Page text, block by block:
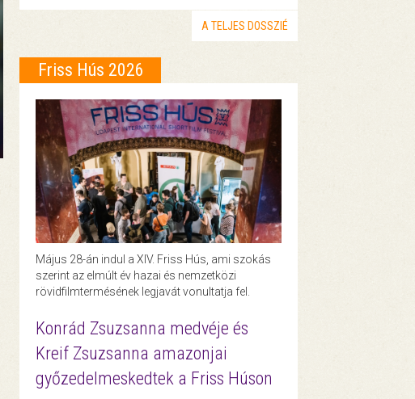
A TELJES DOSSZIÉ
Friss Hús 2026
Május 28-án indul a XIV. Friss Hús, ami szokás
szerint az elmúlt év hazai és nemzetközi
rövidfilmtermésének legjavát vonultatja fel.
Konrád Zsuzsanna medvéje és
Kreif Zsuzsanna amazonjai
győzedelmeskedtek a Friss Húson